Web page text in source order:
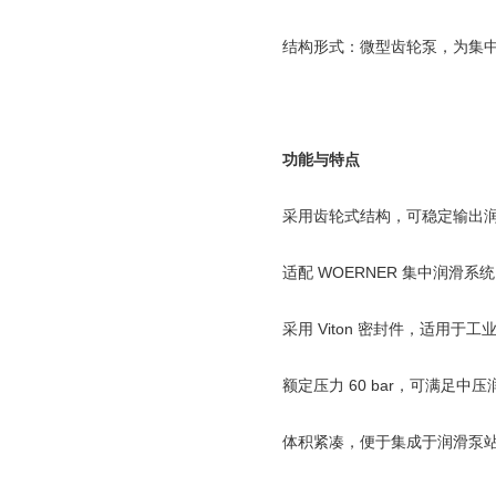
结构形式：微型齿轮泵，为集
功能与特点
采用齿轮式结构，可稳定输出
适配 WOERNER 集中润滑系
采用 Viton 密封件，适用于工
额定压力 60 bar ，可满足中压
体积紧凑，便于集成于润滑泵